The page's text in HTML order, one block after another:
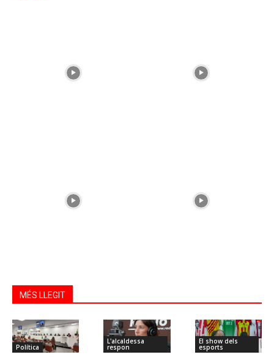
MÉS LLEGIT
Política
L'alcaldessa
respon
El show dels
esports